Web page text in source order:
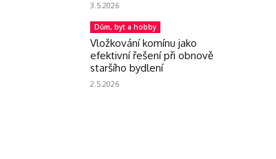
3.5.2026
Dům, byt a hobby
Vložkování komínu jako
efektivní řešení při obnově
staršího bydlení
2.5.2026